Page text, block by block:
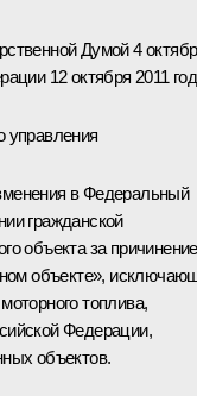
Думой 4
12 октября 2011
управления
в Федеральный
гражданской
объекта за причинение
объекте»,
топлива,
Федерации,
объектов.